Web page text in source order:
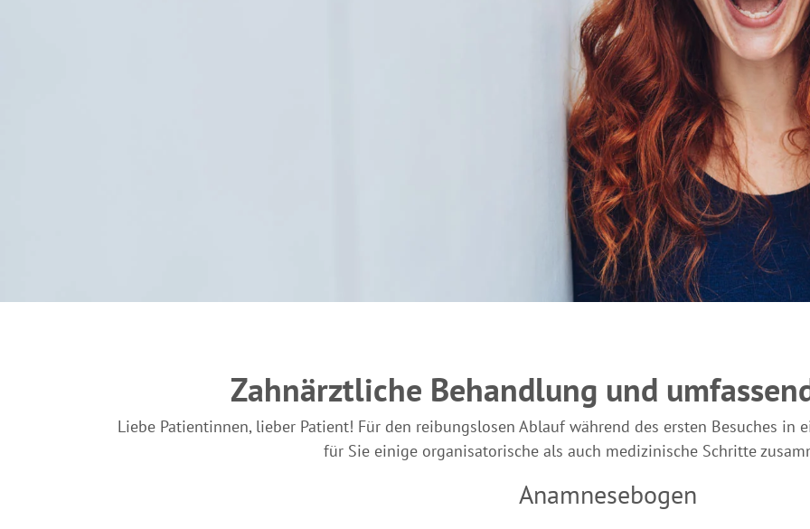
Zahnärztliche Behandlung und
Liebe Patientinnen, lieber Patient! Für den reibungslosen Ablauf während des ersten Besuches in
für Sie einige organisatorische als auch medizinische Schritte
Anamnesebogen